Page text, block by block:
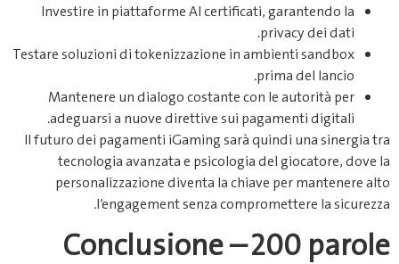
Investire in piattaforme AI certificati, garantendo la
privacy dei dati.
Testare soluzioni di tokenizzazione in ambienti sandbox
prima del lancio.
Mantenere un dialogo costante con le autorità per
adeguarsi a nuove direttive sui pagamenti digitali.
Il futuro dei pagamenti iGaming sarà quindi una sinergia tra
tecnologia avanzata e psicologia del giocatore, dove la
personalizzazione diventa la chiave per mantenere alto
l’engagement senza compromettere la sicurezza.
Conclusione – 200 parole